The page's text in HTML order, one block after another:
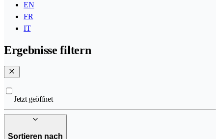
EN
FR
IT
Ergebnisse filtern
Jetzt geöffnet
Sortieren nach